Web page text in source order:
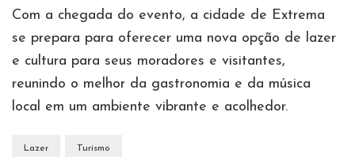
Com a chegada do evento, a cidade de Extrema
se prepara para oferecer uma nova opção de lazer
e cultura para seus moradores e visitantes,
reunindo o melhor da gastronomia e da música
local em um ambiente vibrante e acolhedor.
Lazer Turismo